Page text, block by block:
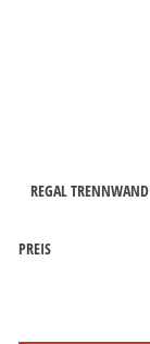
REGAL
PREIS